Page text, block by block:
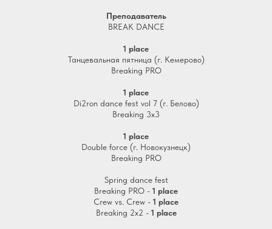
Преподаватель
BREAK DANCE
1 place
Танцевальная пятница (г. Кемерово)
Breaking PRO
1 place
Di2ron dance fest vol 7 (г. Белово)
Breaking 3х3
1 place
Double force (г. Новокузнецк)
Breaking PRO
Spring dance fest
Breaking PRO - 1 place
Crew vs. Crew - 1 place
Breaking 2х2 - 1 place